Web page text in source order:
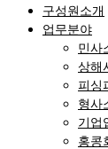
구성원소개
업무분야
민사
상해
피싱
형사
기업
홍콩